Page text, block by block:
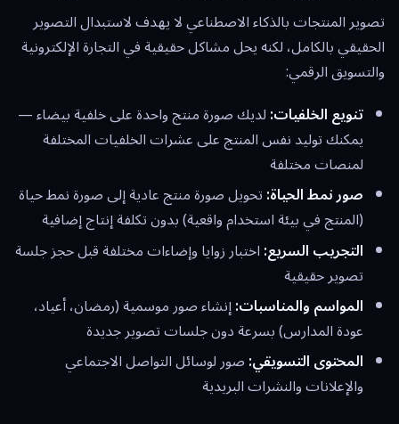
تصوير المنتجات بالذكاء الاصطناعي لا يهدف لاستبدال التصوير
الحقيقي بالكامل، لكنه يحل مشاكل حقيقية في التجارة الإلكترونية
والتسويق الرقمي:
تنويع الخلفيات:لديك صورة منتج واحدة على خلفية بيضاء —
يمكنك توليد نفس المنتج على عشرات الخلفيات المختلفة
لمنصات مختلفة
صور نمط الحياة:تحويل صورة منتج عادية إلى صورة نمط حياة
(المنتج في بيئة استخدام واقعية) بدون تكلفة إنتاج إضافية
التجريب السريع:اختبار زوايا وإضاءات مختلفة قبل حجز جلسة
تصوير حقيقية
المواسم والمناسبات:إنشاء صور موسمية (رمضان، أعياد،
عودة المدارس) بسرعة دون جلسات تصوير جديدة
المحتوى التسويقي:صور لوسائل التواصل الاجتماعي
والإعلانات والنشرات البريدية